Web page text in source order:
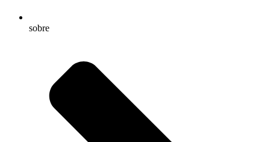
sobre